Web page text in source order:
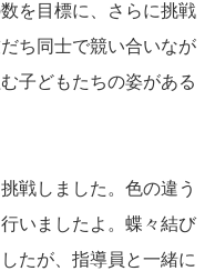
を目標に、さらに挑戦
ち同士で競い合いなが
子どもたちの姿がある
戦しました。色の違う
いましたよ。蝶々結び
たが、指導員と一緒に